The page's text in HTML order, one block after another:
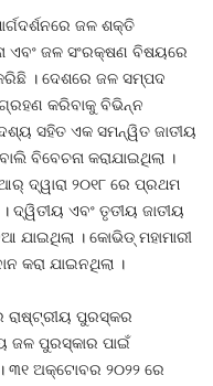
ଜଳ ଶକ୍ତି
ଏବଂ ଜଳ ସଂରକ୍ଷଣ ବିଷୟରେ
। ଦେଶରେ ଜଳ ସମ୍ପଦ
କରିବାକୁ ବିଭିନ୍ନ
ସହିତ ଏକ ସମନ୍ୱିତ ଜାତୀୟ
ବିବେଚନା କରାଯାଇଥିଲା ।
ଦ୍ୱାରା ୨୦୧୮ ରେ ପ୍ରଥମ
ଦ୍ୱିତୀୟ ଏବଂ ତୃତୀୟ ଜାତୀୟ
ଯାଇଥିଲା । କୋଭିଡ୍ ମହାମାରୀ
କରା ଯାଇନଥିଲା ।
ରାଷ୍ଟ୍ରୀୟ ପୁରସ୍କର
ଜଳ ପୁରସ୍କାର ପାଇଁ
୩୧ ଅକ୍ଟୋବର ୨୦୨୨ ରେ